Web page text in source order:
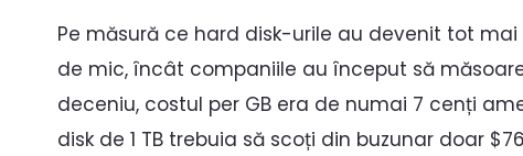
Pe măsură ce hard disk-urile au devenit tot
de mic, încât companiile au început să
deceniu, costul per GB era de numai 7 cenți
disk de 1 TB trebuia să scoți din buzunar doar